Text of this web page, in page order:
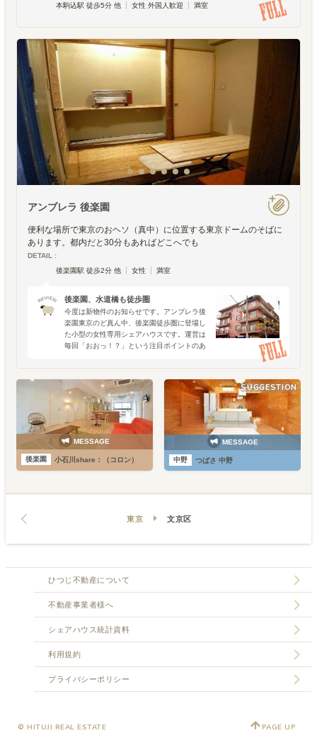
本駒込駅 徒歩5分 他
女性 外国人歓迎 満室
アンブレラ 後楽園
便利な場所で東京のおヘソ（真中）に位置する東京ドームのそばに
あります。都内だと30分もあればどこへでも
DETAIL :
後楽園駅 徒歩2分 他
女性 満室
後楽園、水道橋も徒歩圏
今度は新物件のお知らせです。アンブレラ後
楽園東京のど真ん中、後楽園徒歩圏に登場し
た小型の女性専用シェアハウスです。運営は
毎回「おおっ！？」という注目ポイントのあ
んですが、今回はこのロケーションと、玄関
入ってすぐのコモンス
MESSAGE
後楽園 小石川share：（コロン）
MESSAGE
中野 つばさ 中野
SUGGESTION
東京 文京区
ひつじ不動産について
不動産事業者様へ
シェアハウス統計資料
利用規約
プライバシーポリシー
© HITUJI REAL ESTATE PAGE UP